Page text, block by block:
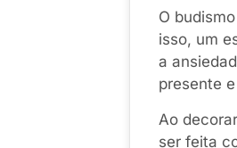
O
isso, um
a
presente
Ao
ser feita